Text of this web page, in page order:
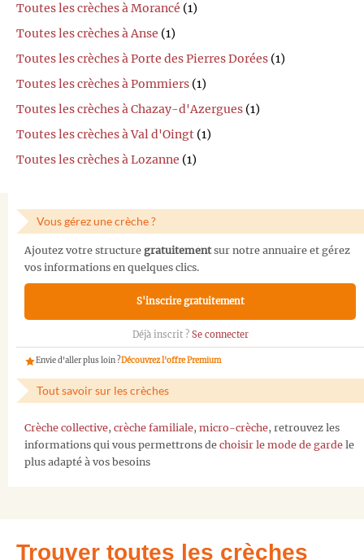
Toutes les crèches à Morancé (1)
Toutes les crèches à Anse (1)
Toutes les crèches à Porte des Pierres Dorées (1)
Toutes les crèches à Pommiers (1)
Toutes les crèches à Chazay-d'Azergues (1)
Toutes les crèches à Val d'Oingt (1)
Toutes les crèches à Lozanne (1)
Vous gérez une crèche ?
Ajoutez votre structure gratuitementsur notre annuaire et gérez
vos informations en quelques clics.
S'inscrire gratuitement
Déjà inscrit ? Se connecter
Envie d'aller plus loin ?Découvrez l'offre Premium
Tout savoir sur les crèches
Crèche collective, crèche familiale, micro-crèche, retrouvez les
informations qui vous permettrons de choisir le mode de garde le
plus adapté à vos besoins
Trouver toutes les crèches